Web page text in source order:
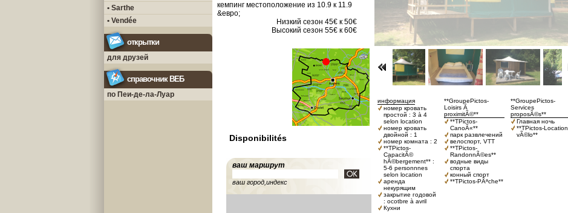
• Sarthe
• Vendée
открытки
для друзей
справочник ВЕБ
по Пеи-де-ла-Луар
кемпинг местоположение из 10.9 к 11.9
&евро;
Низкий сезон 45€ к 50€
Высокий сезон 55€ к 60€
Disponibilités
ваш маршрут
ваш город,индекс
информация
номер кровать
простой : 3 à 4
selon location
номер кровать
двойной : 1
номер комната : 2
**TPictos-
CapacitÃ©
hÃ©bergement** :
5-6 personnnes
selon location
аренда
некурящим
закрытие годовой
: ocotbre à avril
Кухни
**GroupePictos-
Loisirs Ã
proximitÃ©**
**TPictos-
CanoÃ«**
парк развлечений
велоспорт, VTT
**TPictos-
RandonnÃ©es**
водные виды
спорта
конный спорт
**TPictos-PÃªche**
**GroupePictos-
Services
proposÃ©s**
Главная ночь
**TPictos-Location
vÃ©lo**